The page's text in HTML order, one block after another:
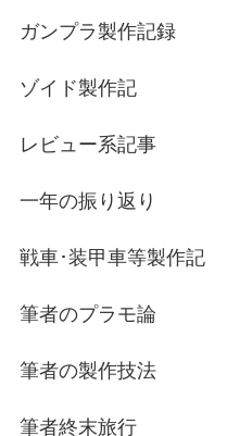
ガンプラ製作記録
ゾイド製作記
レビュー系記事
一年の振り返り
戦車･装甲車等製作記
筆者のプラモ論
筆者の製作技法
筆者終末旅行